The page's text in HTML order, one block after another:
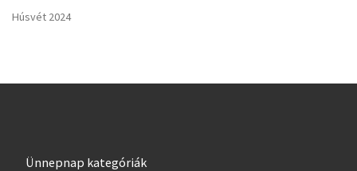
Húsvét 2024
Ünnepnap kategóriák